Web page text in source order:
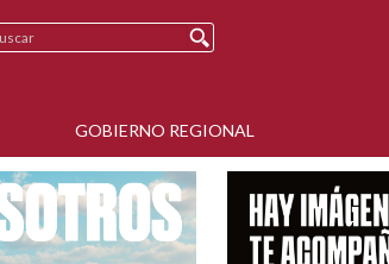
GOBIERNO REGIONAL